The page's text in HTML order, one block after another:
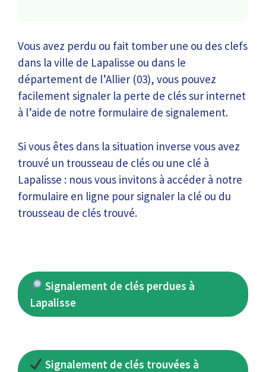
Vous avez perdu ou fait tomber une ou des clefs
dans la ville de Lapalisse ou dans le
département de l’Allier (03), vous pouvez
facilement signaler la perte de clés sur internet
à l’aide de notre formulaire de signalement.
Si vous êtes dans la situation inverse vous avez
trouvé un trousseau de clés ou une clé à
Lapalisse : nous vous invitons à accéder à notre
formulaire en ligne pour signaler la clé ou du
trousseau de clés trouvé.
Signalement de clés perdues à
Lapalisse
Signalement de clés trouvées à